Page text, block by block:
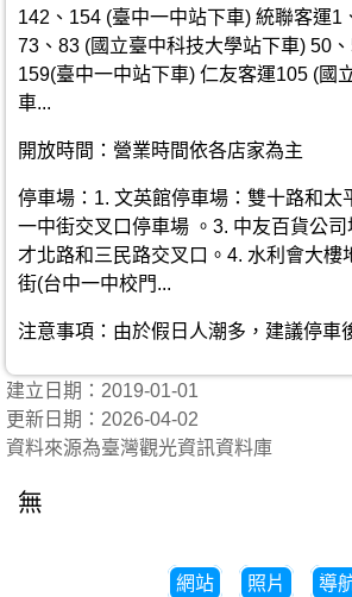
142、154 (臺中一中站下車) 統聯客運1
73、83 (國立臺中科技大學站下車) 50
159(臺中一中站下車) 仁友客運105 (國
車...
開放時間：營業時間依各店家為主
停車場：1. 文英館停車場：雙十路和太
一中街交叉口停車場 。3. 中友百貨公
才北路和三民路交叉口。4. 水利會大樓
街(台中一中校門...
注意事項：由於假日人潮多，建議停車
建立日期：2019-01-01
更新日期：2026-04-02
資料來源為臺灣觀光資訊資料庫
無
網站 照片 導